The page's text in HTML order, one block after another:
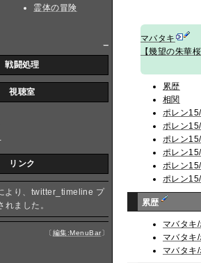
マバタキ
【幾望の朱華桜
累歴
相関
ポレン
ポレン
ポレン
ポレン
ポレン
ポレン
累歴
マバタキ
マバタキ
マバタキ
霊体の冒険
戦闘処理
視聴室
リンク
より、twitter_timeline プ
れました。
〔編集:MenuBar〕